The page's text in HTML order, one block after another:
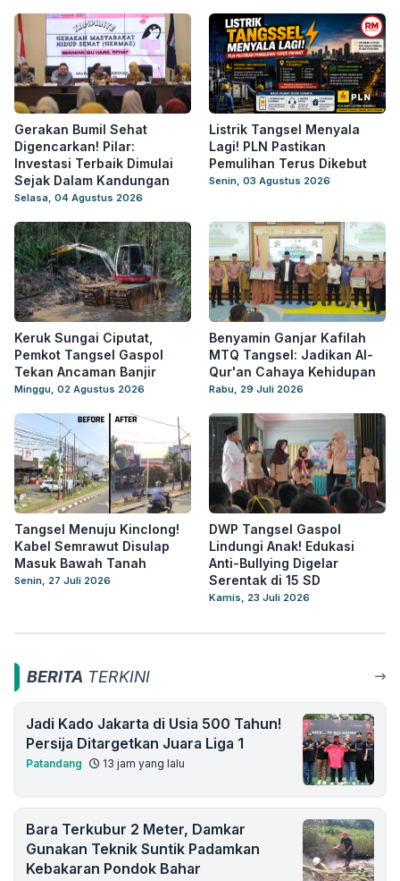
Gerakan Bumil Sehat
Digencarkan! Pilar:
Investasi Terbaik Dimulai
Sejak Dalam Kandungan
Selasa, 04 Agustus 2026
Listrik Tangsel Menyala
Lagi! PLN Pastikan
Pemulihan Terus Dikebut
Senin, 03 Agustus 2026
Keruk Sungai Ciputat,
Pemkot Tangsel Gaspol
Tekan Ancaman Banjir
Minggu, 02 Agustus 2026
Benyamin Ganjar Kafilah
MTQ Tangsel: Jadikan Al-
Qur'an Cahaya Kehidupan
Rabu, 29 Juli 2026
Tangsel Menuju Kinclong!
Kabel Semrawut Disulap
Masuk Bawah Tanah
Senin, 27 Juli 2026
DWP Tangsel Gaspol
Lindungi Anak! Edukasi
Anti-Bullying Digelar
Serentak di 15 SD
Kamis, 23 Juli 2026
BERITA TERKINI
Jadi Kado Jakarta di Usia 500 Tahun!
Persija Ditargetkan Juara Liga 1
Patandang 13 jam yang lalu
Bara Terkubur 2 Meter, Damkar
Gunakan Teknik Suntik Padamkan
Kebakaran Pondok Bahar